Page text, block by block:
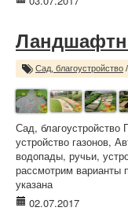
Сад, благоустройство /
Сад,
устройство газонов,
водопады, ручьи,
рассмотрим варианты
указана
02.07.2017